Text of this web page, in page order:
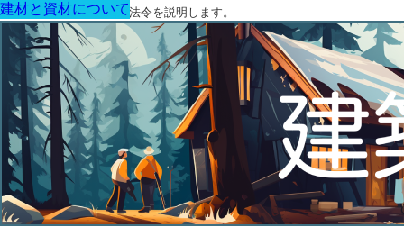
建築に関する用語と関連法令を説明します。
建材と資材について
建材と資材について
建材と資材について
建材と資材について
建材と資材について
建材と資材について
建材と資材について